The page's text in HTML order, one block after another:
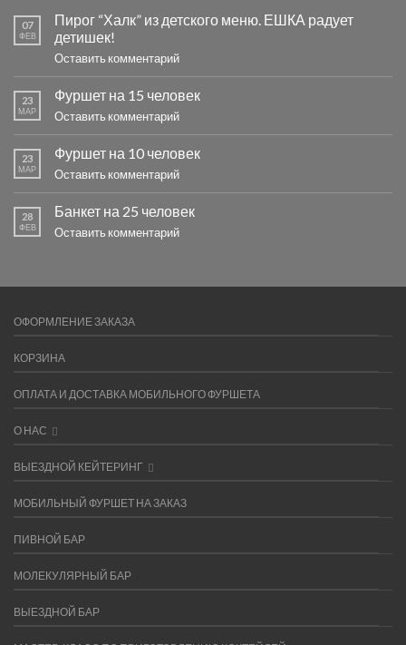
07
ФЕВ
Пирог “Халк” из детского меню. ЕШКА радует
детишек!
Оставить комментарий
23
МАР
Фуршет на 15 человек
Оставить комментарий
23
МАР
Фуршет на 10 человек
Оставить комментарий
28
ФЕВ
Банкет на 25 человек
Оставить комментарий
ОФОРМЛЕНИЕ ЗАКАЗА
КОРЗИНА
ОПЛАТА И ДОСТАВКА МОБИЛЬНОГО ФУРШЕТА
О НАС
ВЫЕЗДНОЙ КЕЙТЕРИНГ
МОБИЛЬНЫЙ ФУРШЕТ НА ЗАКАЗ
ПИВНОЙ БАР
МОЛЕКУЛЯРНЫЙ БАР
ВЫЕЗДНОЙ БАР